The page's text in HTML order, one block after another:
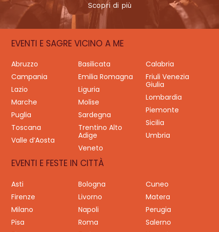
Scopri di più
EVENTI E SAGRE VICINO A ME
Abruzzo Basilicata
Calabria
Campania
Emilia Romagna
Friuli Venezia
Giulia
Lazio
Liguria
Lombardia
Marche
Molise
Piemonte
Puglia
Sardegna
Sicilia
Toscana
Trentino Alto
Adige
Umbria
Valle d’Aosta
Veneto
EVENTI E FESTE IN CITTÀ
Asti Bologna
Cuneo
Firenze
Livorno
Matera
Milano
Napoli
Perugia
Pisa
Roma
Salerno